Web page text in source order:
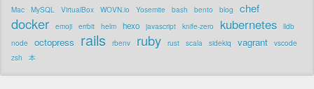
Mac MySQL VirtualBox WOVN.io Yosemite bash bento blog chef
docker emoji errbit helm hexo javascript knife-zero kubernetes
lldb
node
octopress rails rbenv ruby rust scala sidekiq vagrant
vscode
zsh
本